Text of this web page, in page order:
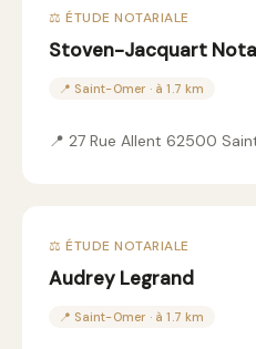
⚖️ ÉTUDE NOTARIALE
Stoven-Jacquart
📍 Saint-Omer · à 1.7 km
📍 27 Rue Allent 62500
⚖️ ÉTUDE NOTARIALE
Audrey Legrand
📍 Saint-Omer · à 1.7 km